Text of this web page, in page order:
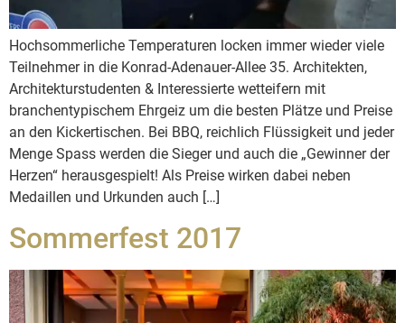
Hochsommerliche Temperaturen locken immer wieder viele
Teilnehmer in die Konrad-Adenauer-Allee 35. Architekten,
Architekturstudenten & Interessierte wetteifern mit
branchentypischem Ehrgeiz um die besten Plätze und Preise
an den Kickertischen. Bei BBQ, reichlich Flüssigkeit und jeder
Menge Spass werden die Sieger und auch die „Gewinner der
Herzen“ herausgespielt! Als Preise wirken dabei neben
Medaillen und Urkunden auch […]
Sommerfest 2017